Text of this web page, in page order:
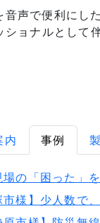
音声で便利に
ョナルとして
内 事例
場の「困った」
市様】少人数で